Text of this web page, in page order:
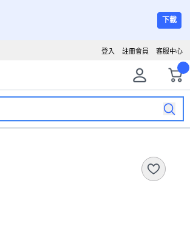
下載
客服中心
註冊會員
登入